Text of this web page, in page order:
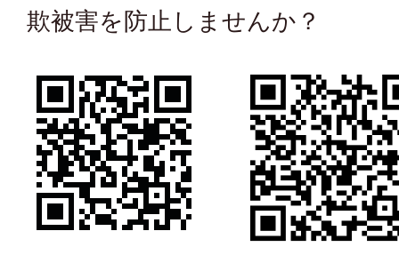
欺被害を防止しませんか？